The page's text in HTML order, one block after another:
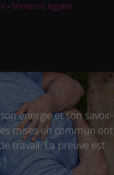
- Mentions légales
son énergie et son savoir-
mises en commun ont
travail. La preuve est
!